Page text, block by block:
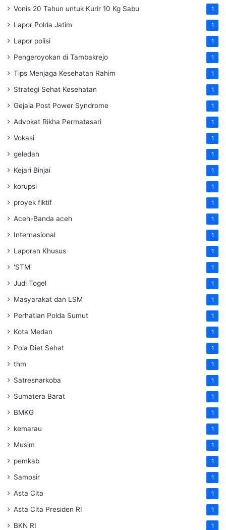
Vonis 20 Tahun untuk Kurir 10 Kg Sabu 1
Lapor Polda Jatim 1
Lapor polisi 1
Pengeroyokan di Tambakrejo 1
Tips Menjaga Kesehatan Rahim 1
Strategi Sehat Kesehatan 1
Gejala Post Power Syndrome 1
Advokat Rikha Permatasari 1
Vokasi 1
geledah 1
Kejari Binjai 1
korupsi 1
proyek fiktif 1
Aceh-Banda aceh 1
Internasional 1
Laporan Khusus 1
'STM' 1
Judi Togel 1
Masyarakat dan LSM 1
Perhatian Polda Sumut 1
Kota Medan 1
Pola Diet Sehat 1
thm 1
Satresnarkoba 1
Sumatera Barat 1
BMKG 1
kemarau 1
Musim 1
pemkab 1
Samosir 1
Asta Cita 1
Asta Cita Presiden RI 1
BKN RI 1